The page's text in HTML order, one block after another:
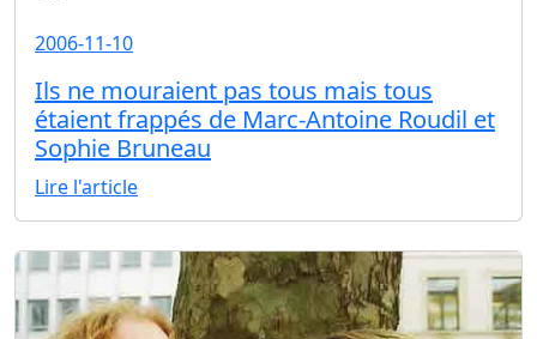
2006-11-10
Ils ne mouraient pas tous mais tous
étaient frappés de Marc-Antoine Roudil et
Sophie Bruneau
Lire l'article